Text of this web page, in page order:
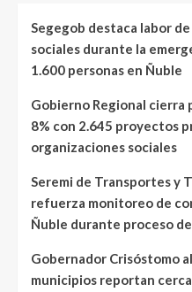
Segegob destaca labor
sociales durante la
1.600 personas en Ñuble
Gobierno Regional cierra
8% con 2.645 proyectos
organizaciones sociales
Seremi de Transportes y
refuerza monitoreo de
Ñuble durante proceso
Gobernador Crisóstomo
municipios reportan